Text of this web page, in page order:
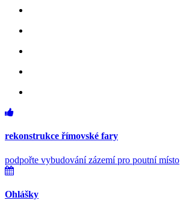
rekonstrukce římovské fary
podpořte vybudování zázemí pro poutní místo
Ohlášky